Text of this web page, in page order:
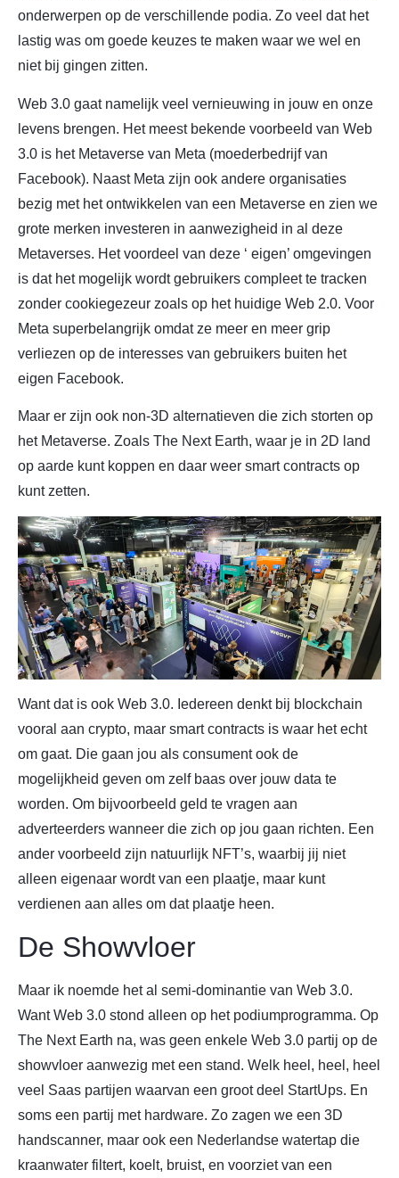
onderwerpen op de verschillende podia. Zo veel dat het
lastig was om goede keuzes te maken waar we wel en
niet bij gingen zitten.
Web 3.0 gaat namelijk veel vernieuwing in jouw en onze
levens brengen. Het meest bekende voorbeeld van Web
3.0 is het Metaverse van Meta (moederbedrijf van
Facebook). Naast Meta zijn ook andere organisaties
bezig met het ontwikkelen van een Metaverse en zien we
grote merken investeren in aanwezigheid in al deze
Metaverses. Het voordeel van deze ‘ eigen’ omgevingen
is dat het mogelijk wordt gebruikers compleet te tracken
zonder cookiegezeur zoals op het huidige Web 2.0. Voor
Meta superbelangrijk omdat ze meer en meer grip
verliezen op de interesses van gebruikers buiten het
eigen Facebook.
Maar er zijn ook non-3D alternatieven die zich storten op
het Metaverse. Zoals The Next Earth, waar je in 2D land
op aarde kunt koppen en daar weer smart contracts op
kunt zetten.
Want dat is ook Web 3.0. Iedereen denkt bij blockchain
vooral aan crypto, maar smart contracts is waar het echt
om gaat. Die gaan jou als consument ook de
mogelijkheid geven om zelf baas over jouw data te
worden. Om bijvoorbeeld geld te vragen aan
adverteerders wanneer die zich op jou gaan richten. Een
ander voorbeeld zijn natuurlijk NFT’s, waarbij jij niet
alleen eigenaar wordt van een plaatje, maar kunt
verdienen aan alles om dat plaatje heen.
De Showvloer
Maar ik noemde het al semi-dominantie van Web 3.0.
Want Web 3.0 stond alleen op het podiumprogramma. Op
The Next Earth na, was geen enkele Web 3.0 partij op de
showvloer aanwezig met een stand. Welk heel, heel, heel
veel Saas partijen waarvan een groot deel StartUps. En
soms een partij met hardware. Zo zagen we een 3D
handscanner, maar ook een Nederlandse watertap die
kraanwater filtert, koelt, bruist, en voorziet van een